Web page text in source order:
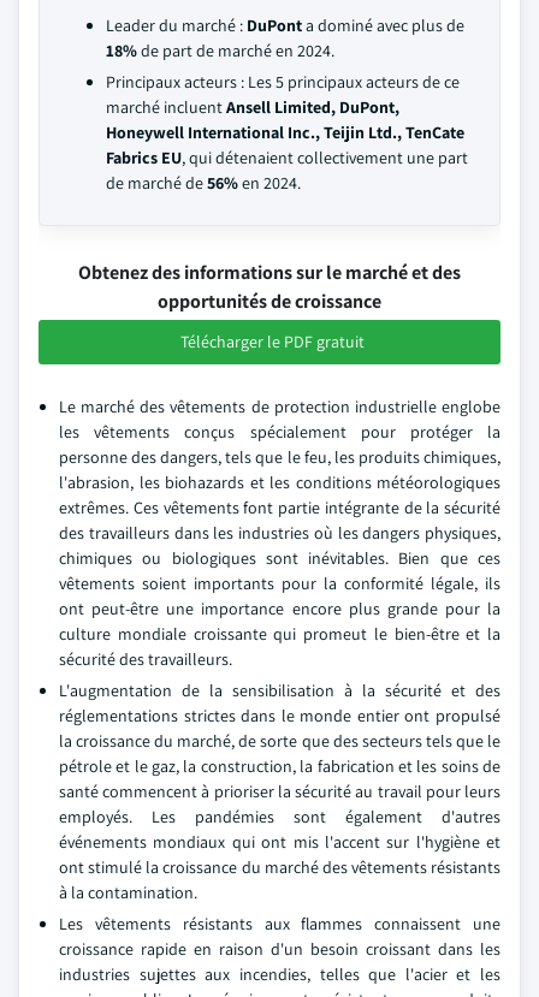
Leader du marché : DuPonta dominé avec plus de
18%de part de marché en 2024.
Principaux acteurs : Les 5 principaux acteurs de ce
marché incluentAnsell Limited, DuPont,
Honeywell International Inc., Teijin Ltd., TenCate
Fabrics EU, qui détenaient collectivement une part
de marché de56%en 2024.
Obtenez des informations sur le marché et des
opportunités de croissance
Télécharger le PDF gratuit
Le marché des vêtements de protection industrielle englobe
les vêtements conçus spécialement pour protéger la
personne des dangers, tels que le feu, les produits chimiques,
l'abrasion, les biohazards et les conditions météorologiques
extrêmes. Ces vêtements font partie intégrante de la sécurité
des travailleurs dans les industries où les dangers physiques,
chimiques ou biologiques sont inévitables. Bien que ces
vêtements soient importants pour la conformité légale, ils
ont peut-être une importance encore plus grande pour la
culture mondiale croissante qui promeut le bien-être et la
sécurité des travailleurs.
L'augmentation de la sensibilisation à la sécurité et des
réglementations strictes dans le monde entier ont propulsé
la croissance du marché, de sorte que des secteurs tels que le
pétrole et le gaz, la construction, la fabrication et les soins de
santé commencent à prioriser la sécurité au travail pour leurs
employés. Les pandémies sont également d'autres
événements mondiaux qui ont mis l'accent sur l'hygiène et
ont stimulé la croissance du marché des vêtements résistants
à la contamination.
Les vêtements résistants aux flammes connaissent une
croissance rapide en raison d'un besoin croissant dans les
industries sujettes aux incendies, telles que l'acier et les